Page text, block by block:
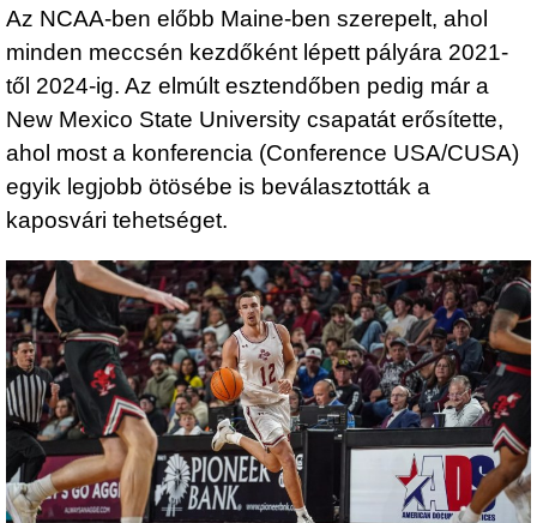
Az NCAA-ben előbb Maine-ben szerepelt, ahol
minden meccsén kezdőként lépett pályára 2021-
től 2024-ig. Az elmúlt esztendőben pedig már a
New Mexico State University csapatát erősítette,
ahol most a konferencia (Conference USA/CUSA)
egyik legjobb ötösébe is beválasztották a
kaposvári tehetséget.